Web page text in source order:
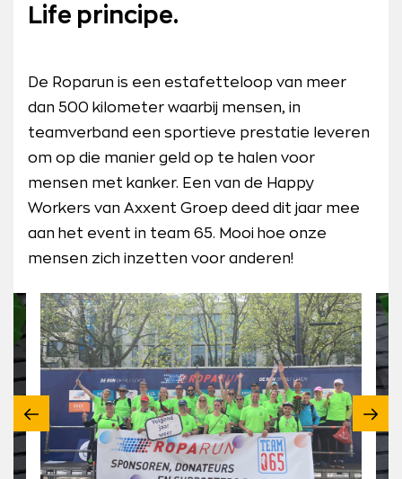
Life principe.
De Roparun is een estafetteloop van meer
dan 500 kilometer waarbij mensen, in
teamverband een sportieve prestatie leveren
om op die manier geld op te halen voor
mensen met kanker. Een van de Happy
Workers van Axxent Groep deed dit jaar mee
aan het event in team 65. Mooi hoe onze
mensen zich inzetten voor anderen!
Vorige